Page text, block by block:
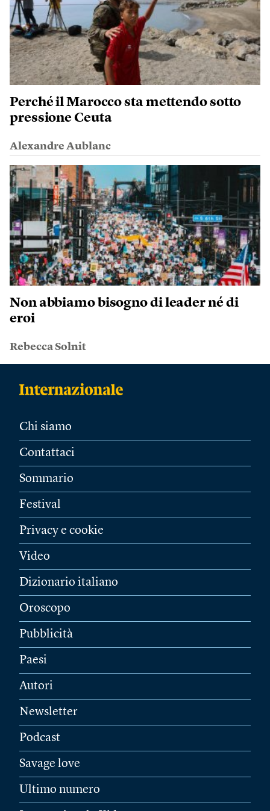
Perché il Marocco sta mettendo sotto
pressione Ceuta
Alexandre Aublanc
Non abbiamo bisogno di leader né di
eroi
Rebecca Solnit
Chi siamo
Contattaci
Sommario
Festival
Privacy e cookie
Video
Dizionario italiano
Oroscopo
Pubblicità
Paesi
Autori
Newsletter
Podcast
Savage love
Ultimo numero